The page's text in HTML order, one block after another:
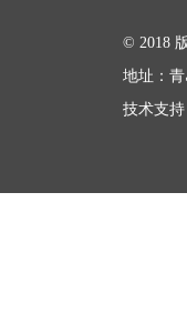
© 2018
地址：
技术支